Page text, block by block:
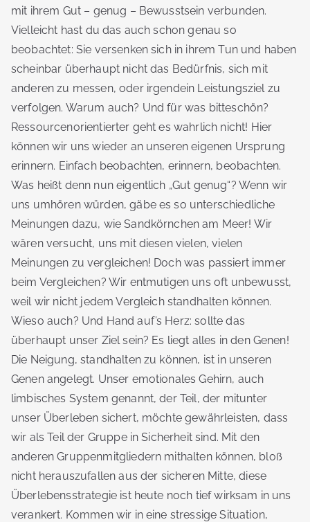
mit ihrem Gut – genug – Bewusstsein verbunden.
Vielleicht hast du das auch schon genau so
beobachtet: Sie versenken sich in ihrem Tun und haben
scheinbar überhaupt nicht das Bedürfnis, sich mit
anderen zu messen, oder irgendein Leistungsziel zu
verfolgen. Warum auch? Und für was bitteschön?
Ressourcenorientierter geht es wahrlich nicht! Hier
können wir uns wieder an unseren eigenen Ursprung
erinnern. Einfach beobachten, erinnern, beobachten.
Was heißt denn nun eigentlich „Gut genug“? Wenn wir
uns umhören würden, gäbe es so unterschiedliche
Meinungen dazu, wie Sandkörnchen am Meer! Wir
wären versucht, uns mit diesen vielen, vielen
Meinungen zu vergleichen! Doch was passiert immer
beim Vergleichen? Wir entmutigen uns oft unbewusst,
weil wir nicht jedem Vergleich standhalten können.
Wieso auch? Und Hand auf’s Herz: sollte das
überhaupt unser Ziel sein? Es liegt alles in den Genen!
Die Neigung, standhalten zu können, ist in unseren
Genen angelegt. Unser emotionales Gehirn, auch
limbisches System genannt, der Teil, der mitunter
unser Überleben sichert, möchte gewährleisten, dass
wir als Teil der Gruppe in Sicherheit sind. Mit den
anderen Gruppenmitgliedern mithalten können, bloß
nicht herauszufallen aus der sicheren Mitte, diese
Überlebensstrategie ist heute noch tief wirksam in uns
verankert. Kommen wir in eine stressige Situation,